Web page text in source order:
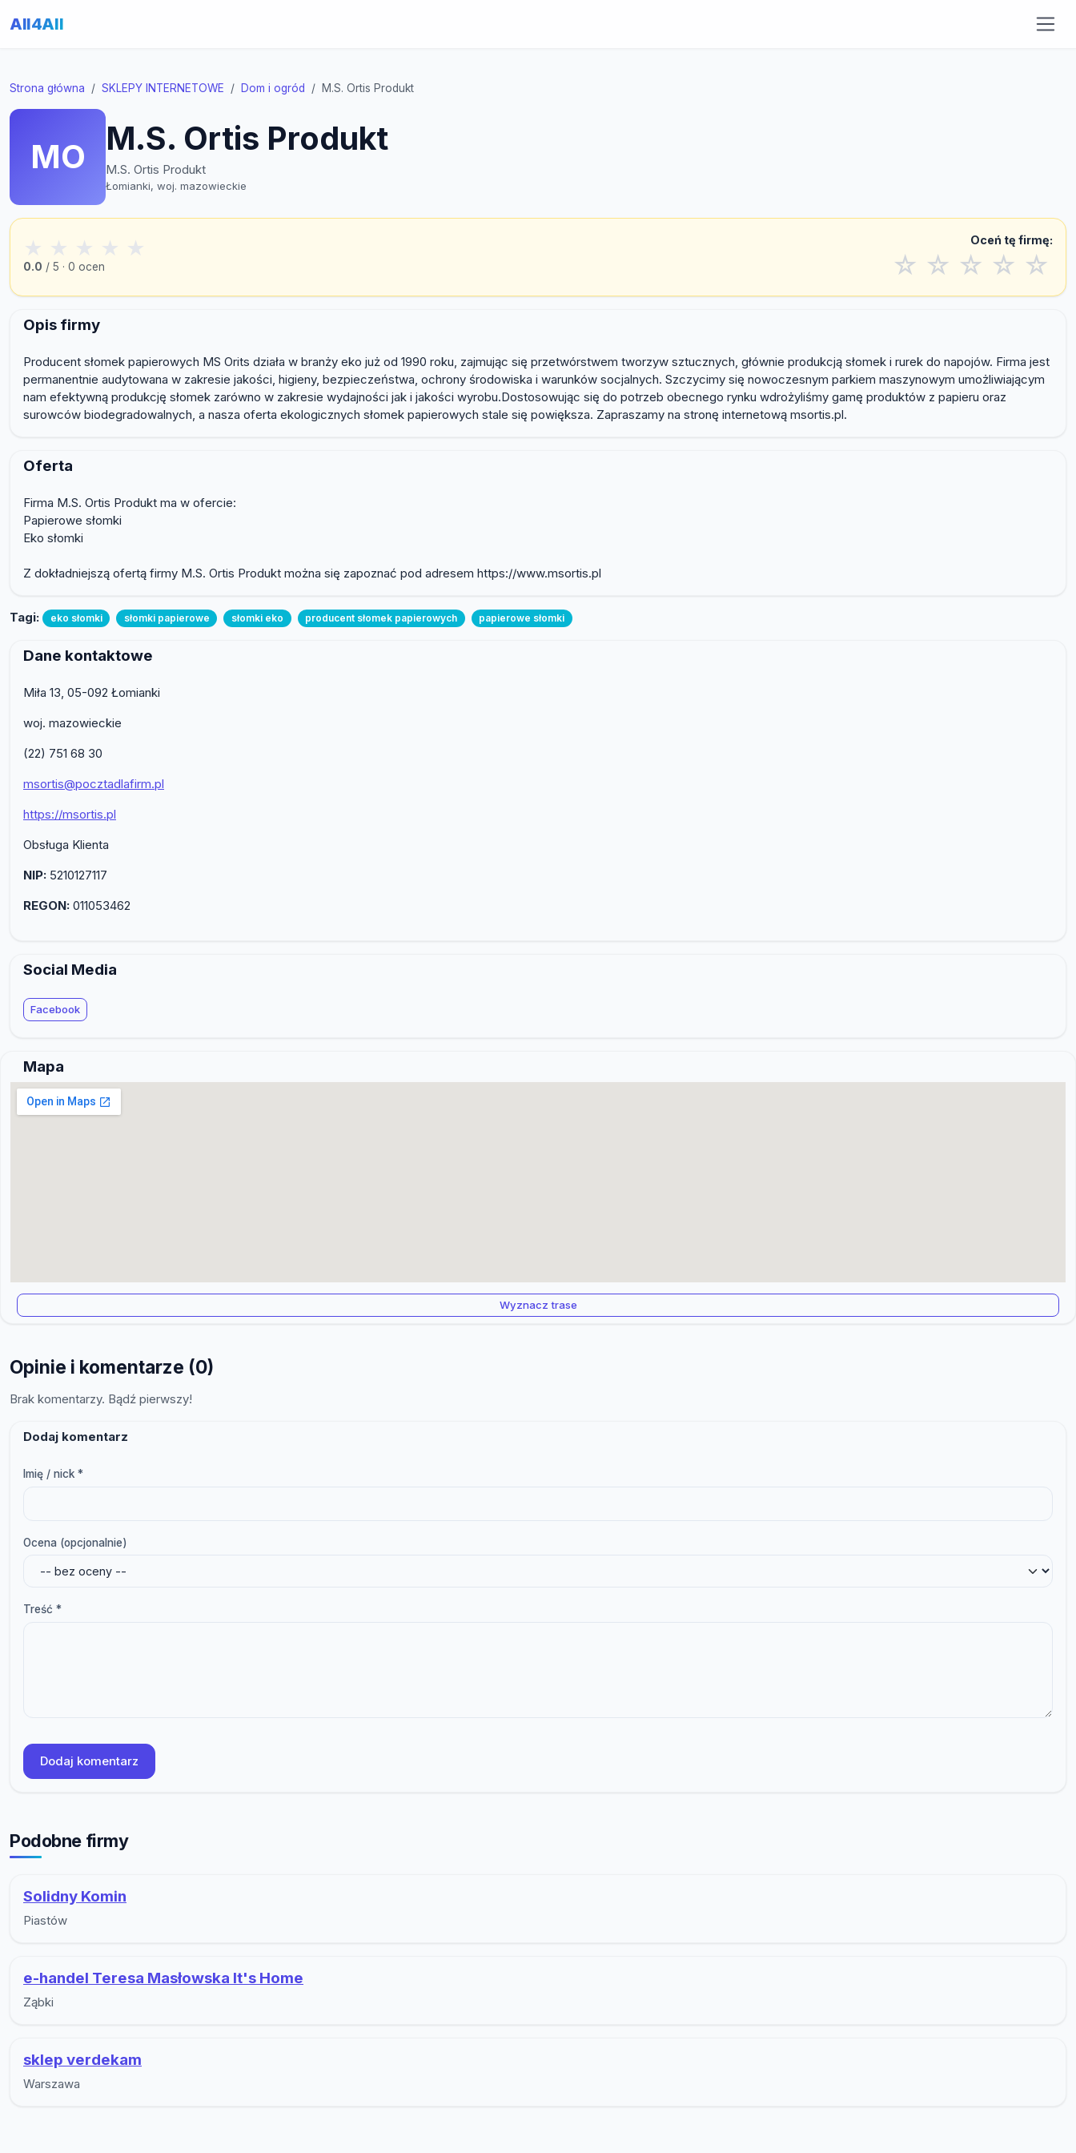
All4All
Strona główna SKLEPY INTERNETOWE Dom i ogród M.S. Ortis Produkt
MO M.S. Ortis Produkt
M.S. Ortis Produkt
Łomianki, woj. mazowieckie
★ ★ ★ ★ ★
0.0 / 5 · 0 ocen
Oceń tę firmę:
☆ ☆ ☆ ☆ ☆
Opis firmy
Producent słomek papierowych MS Orits działa w branży eko już od 1990 roku, zajmując się przetwórstwem tworzyw sztucznych, głównie produkcją słomek i rurek do napojów. Firma jest
permanentnie audytowana w zakresie jakości, higieny, bezpieczeństwa, ochrony środowiska i warunków socjalnych. Szczycimy się nowoczesnym parkiem maszynowym umożliwiającym
nam efektywną produkcję słomek zarówno w zakresie wydajności jak i jakości wyrobu.Dostosowując się do potrzeb obecnego rynku wdrożyliśmy gamę produktów z papieru oraz
surowców biodegradowalnych, a nasza oferta ekologicznych słomek papierowych stale się powiększa. Zapraszamy na stronę internetową msortis.pl.
Oferta
Firma M.S. Ortis Produkt ma w ofercie:
Papierowe słomki
Eko słomki
Z dokładniejszą ofertą firmy M.S. Ortis Produkt można się zapoznać pod adresem https://www.msortis.pl
Tagi: eko słomki słomki papierowe słomki eko producent słomek papierowych papierowe słomki
Dane kontaktowe
Miła 13, 05-092 Łomianki
woj. mazowieckie
(22) 751 68 30
msortis@pocztadlafirm.pl
https://msortis.pl
Obsługa Klienta
NIP: 5210127117
REGON: 011053462
Social Media
Facebook
Mapa
Wyznacz trase
Opinie i komentarze (0)
Brak komentarzy. Bądź pierwszy!
Dodaj komentarz
Imię / nick *
Ocena (opcjonalnie)
Treść *
Dodaj komentarz
Podobne firmy
Solidny Komin
Piastów
e-handel Teresa Masłowska It's Home
Ząbki
sklep verdekam
Warszawa